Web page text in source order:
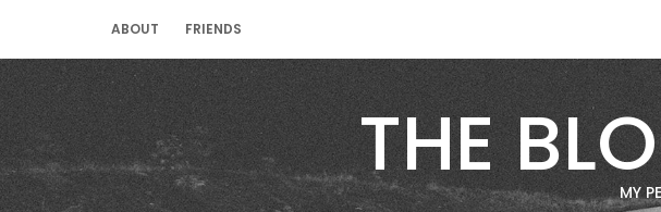
content
ABOUT FRIENDS
THE MY